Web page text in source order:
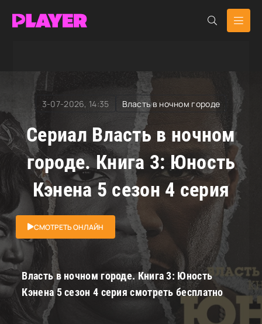
» Власть в
ночном городе. Книга 3: Юность Кэнена
3-07-2026, 14:35 Власть в ночном городе
Сериал Власть в ночном
городе. Книга 3: Юность
Кэнена 5 сезон 4 серия
СМОТРЕТЬ ОНЛАЙН
Власть в ночном городе. Книга 3: Юность
Кэнена 5 сезон 4 серия смотреть бесплатно